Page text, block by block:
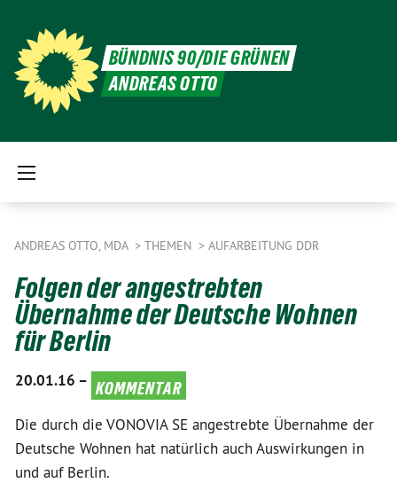
BÜNDNIS 90/DIE GRÜNEN
ANDREAS OTTO
ANDREAS OTTO, MDA THEMEN AUFARBEITUNG DDR
Folgen der angestrebten
Übernahme der Deutsche Wohnen
für Berlin
20.01.16 – kommentar
Die durch die VONOVIA SE angestrebte Übernahme der
Deutsche Wohnen hat natürlich auch Auswirkungen in
und auf Berlin.